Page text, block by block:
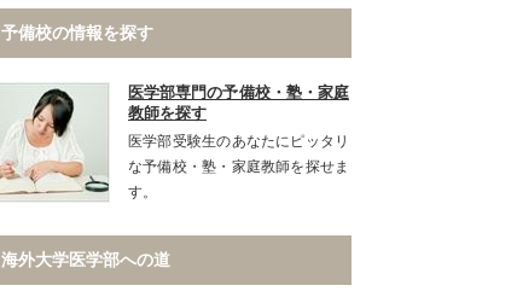
予備校の情報を探す
医学部専門の予備校・塾・家庭
教師を探す
医学部受験生のあなたにピッタリ
な予備校・塾・家庭教師を探せま
す。
海外大学医学部への道